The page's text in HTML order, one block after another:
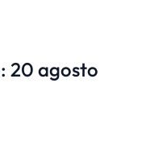
20 agosto